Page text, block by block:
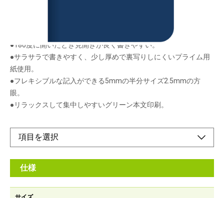
●180度に開いたとき見開きが良く書きやすい。
●サラサラで書きやすく、少し厚めで裏写りしにくいプライム用
紙使用。
●フレキシブルな記入ができる5mmの半分サイズ2.5mmの方
眼。
●リラックスして集中しやすいグリーン本文印刷。
仕様